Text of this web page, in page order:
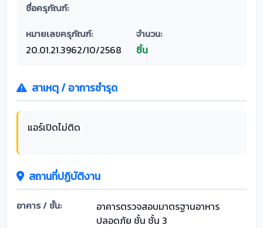
ชื่อครุภัณฑ์:
หมายเลขครุภัณฑ์:
20.01.21.3962/10/2568
จำนวน:
ชิ้น
สาเหตุ / อาการชำรุด
แอร์เปิดไม่ติด
สถานที่ปฏิบัติงาน
อาคาร / ชั้น:
อาคารตรวจสอบมาตรฐานอาหาร
ปลอดภัย ชั้น ชั้น 3